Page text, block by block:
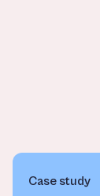
Case study